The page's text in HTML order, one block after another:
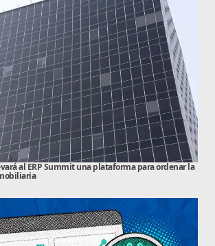
al ERP Summit una plataforma para ordenar la